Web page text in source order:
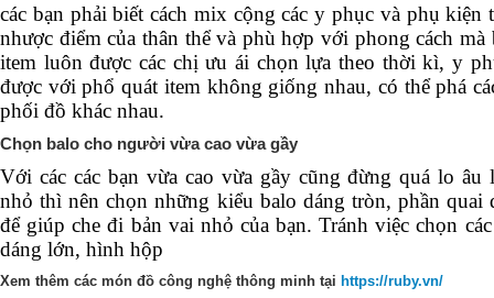
các bạn phải biết cách mix cộng các y phục và phụ kiện
nhược điểm của thân thể và phù hợp với phong cách
item luôn được các chị ưu ái chọn lựa theo thời kì, y
được với phổ quát item không giống nhau, có thể phá
phối đồ khác nhau.
Chọn balo cho người vừa cao vừa gầy
Với các các bạn vừa cao vừa gầy cũng đừng quá lo âu
nhỏ thì nên chọn những kiểu balo dáng tròn, phần quai
để giúp che đi bản vai nhỏ của bạn. Tránh việc chọn
dáng lớn, hình hộp
Xem thêm các món đồ công nghệ thông minh tại https://ruby.vn/